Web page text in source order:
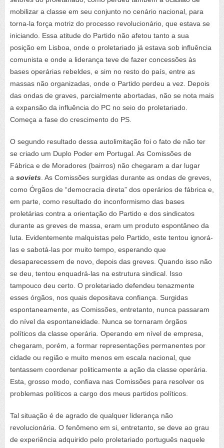
mobilizar a classe em seu conjunto no cenário nacional, para
torna-la força motriz do processo revolucionário, que estava se
iniciando. Essa atitude do Partido não afetou tanto a sua
posição em Lisboa, onde o proletariado já estava sob influência
comunista e onde a liderança teve de fazer concessões às
bases operárias rebeldes, e sim no resto do país, entre as
massas não organizadas, onde o Partido perdeu a vez. Depois
das ondas de graves, parcialmente abortadas, não se nota mais
a expansão da influência do PC no seio do proletariado.
Começa a fase do crescimento do PS.
O segundo resultado dessa autolimitação foi o fato de não ter
se criado um Duplo Poder em Portugal. As Comissões de
Fábrica e de Moradores (bairros) não chegaram a dar lugar
a soviets . As Comissões surgidas durante as ondas de greves,
como Órgãos de “democracia direta” dos operários de fábrica e,
em parte, como resultado do inconformismo das bases
proletárias contra a orientação do Partido e dos sindicatos
durante as greves de massa, eram um produto espontâneo da
luta. Evidentemente malquistas pelo Partido, este tentou ignorá-
las e sabotá-las por muito tempo, esperando que
desaparecessem de novo, depois das greves. Quando isso não
se deu, tentou enquadrá-las na estrutura sindical. Isso
tampouco deu certo. O proletariado defendeu tenazmente
esses órgãos, nos quais depositava confiança. Surgidas
espontaneamente, as Comissões, entretanto, nunca passaram
do nível da espontaneidade. Nunca se tornaram órgãos
políticos da classe operária. Operando em nível de empresa,
chegaram, porém, a formar representações permanentes por
cidade ou região e muito menos em escala nacional, que
tentassem coordenar politicamente a ação da classe operária.
Esta, grosso modo, confiava nas Comissões para resolver os
problemas políticos a cargo dos meus partidos políticos.
Tal situação é de agrado de qualquer liderança não
revolucionária. O fenômeno em si, entretanto, se deve ao grau
de experiência adquirido pelo proletariado português naquele